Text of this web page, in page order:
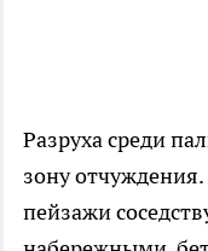
Разруха среди
зону
пейзажи